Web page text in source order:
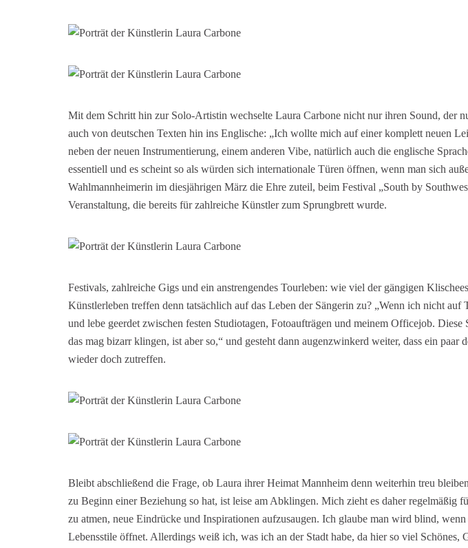
Mit dem Schritt hin zur Solo-Artistin wechselte Laura Carbone nicht nur ihren Sound, der
auch von deutschen Texten hin ins Englische: „Ich wollte mich auf einer komplett neuen
neben der neuen Instrumentierung, einem anderen Vibe, natürlich auch die englische
essentiell und es scheint so als würden sich internationale Türen öffnen, wenn man sich
Wahlmannheimerin im diesjährigen März die Ehre zuteil, beim Festival „South by
Veranstaltung, die bereits für zahlreiche Künstler zum Sprungbrett wurde.
Festivals, zahlreiche Gigs und ein anstrengendes Tourleben: wie viel der gängigen
Künstlerleben treffen denn tatsächlich auf das Leben der Sängerin zu? „Wenn ich nicht auf
und lebe geerdet zwischen festen Studiotagen, Fotoaufträgen und meinem Officejob.
das mag bizarr klingen, ist aber so,“ und gesteht dann augenzwinkerd weiter, dass ein paar
wieder doch zutreffen.
Bleibt abschließend die Frage, ob Laura ihrer Heimat Mannheim denn weiterhin treu
zu Beginn einer Beziehung so hat, ist leise am Abklingen. Mich zieht es daher regelmäßig
zu atmen, neue Eindrücke und Inspirationen aufzusaugen. Ich glaube man wird blind,
Lebensstile öffnet. Allerdings weiß ich, was ich an der Stadt habe, da hier so viel Schönes,